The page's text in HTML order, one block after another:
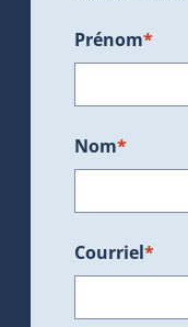
Prénom*
Nom*
Courriel*